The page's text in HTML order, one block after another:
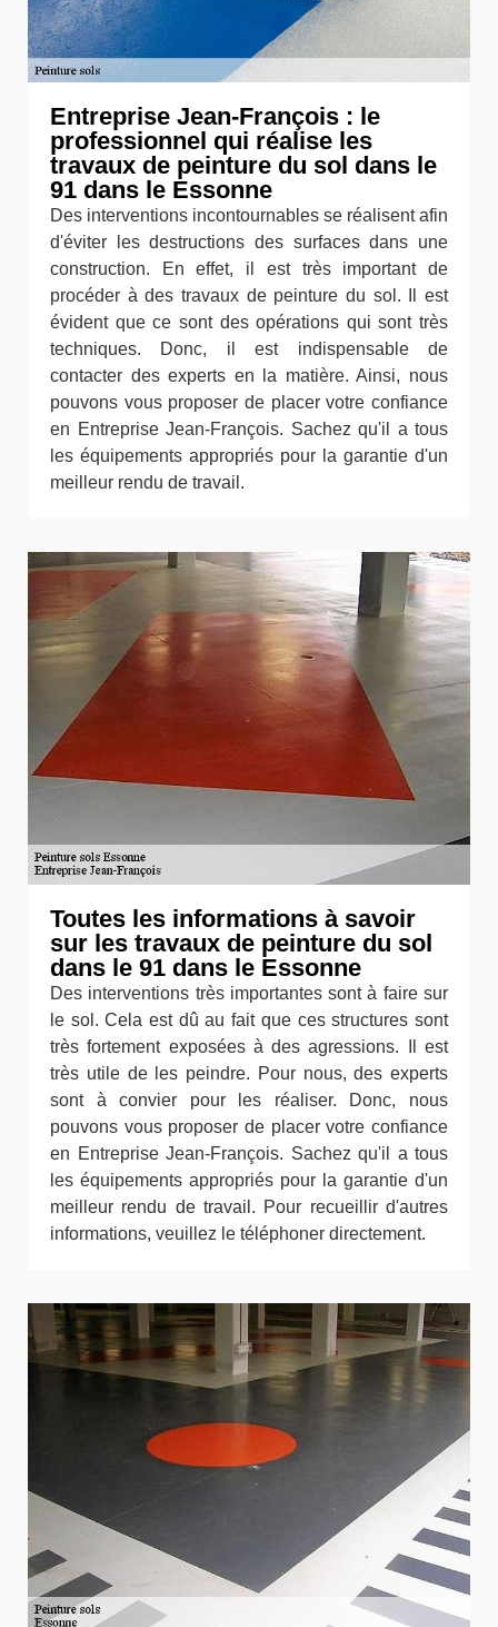
Entreprise Jean-François : le
professionnel qui réalise les
travaux de peinture du sol dans le
91 dans le Essonne
Des interventions incontournables se réalisent afin
d'éviter les destructions des surfaces dans une
construction. En effet, il est très important de
procéder à des travaux de peinture du sol. Il est
évident que ce sont des opérations qui sont très
techniques. Donc, il est indispensable de
contacter des experts en la matière. Ainsi, nous
pouvons vous proposer de placer votre confiance
en Entreprise Jean-François. Sachez qu'il a tous
les équipements appropriés pour la garantie d'un
meilleur rendu de travail.
Toutes les informations à savoir
sur les travaux de peinture du sol
dans le 91 dans le Essonne
Des interventions très importantes sont à faire sur
le sol. Cela est dû au fait que ces structures sont
très fortement exposées à des agressions. Il est
très utile de les peindre. Pour nous, des experts
sont à convier pour les réaliser. Donc, nous
pouvons vous proposer de placer votre confiance
en Entreprise Jean-François. Sachez qu'il a tous
les équipements appropriés pour la garantie d'un
meilleur rendu de travail. Pour recueillir d'autres
informations, veuillez le téléphoner directement.